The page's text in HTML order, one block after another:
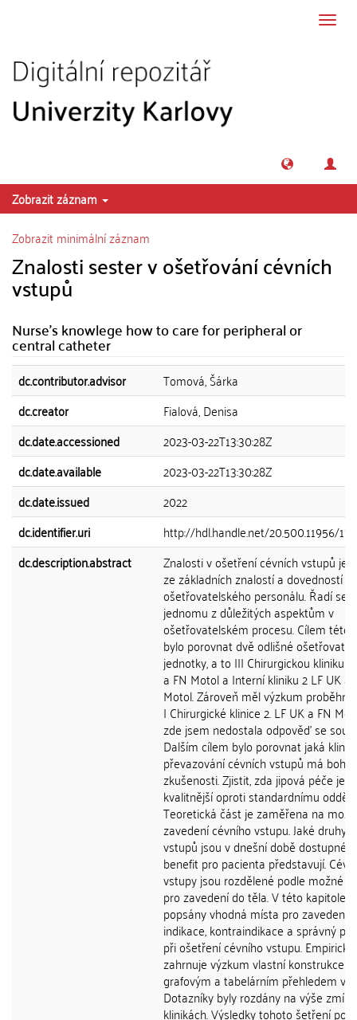
Zobrazit záznam
Zobrazit minimální záznam
Znalosti sester v ošetřování cévních
vstupů
Nurse's knowlege how to care for peripheral or
central catheter
dc.contributor.advisor
Tomová, Šárka
dc.creator
Fialová, Denisa
dc.date.accessioned
2023-03-22T13:30:28Z
dc.date.available
2023-03-22T13:30:28Z
dc.date.issued
2022
dc.identifier.uri
http://hdl.handle.net/20.500.11956/
dc.description.abstract
Znalosti v ošetření cévních vstupů je
ze základních znalostí a dovedností
ošetřovatelského personálu. Řadí se k
jednomu z důležitých aspektům v
ošetřovatelském procesu. Cílem této
bylo porovnat dvě odlišné
jednotky, a to III Chirurgickou kliniku
a FN Motol a Interní kliniku 2 LF UK a
Motol. Zároveň měl výzkum
I Chirurgické klinice 2. LF UK a FN
zde jsem nedostala odpověď se
Dalším cílem bylo porovnat jaká
převazování cévních vstupů má
zkušenosti. Zjistit, zda jipová péče je
kvalitnější oproti standardnímu
Teoretická část je zaměřena na
zavedení cévního vstupu. Jaké druhy
vstupů jsou v dnešní době dostupné
benefit pro pacienta představují. Cévní
vstupy jsou rozdělené podle možné
pro zavedení do těla. V této kapitole
popsány vhodná místa pro zavedení,
indikace, kontraindikace a správný
při ošetření cévního vstupu.
zahrnuje výzkum vlastní konstrukce s
grafovým a tabelárním přehledem
Dotazníky byly rozdány na výše
klinikách. Výsledky tohoto šetření